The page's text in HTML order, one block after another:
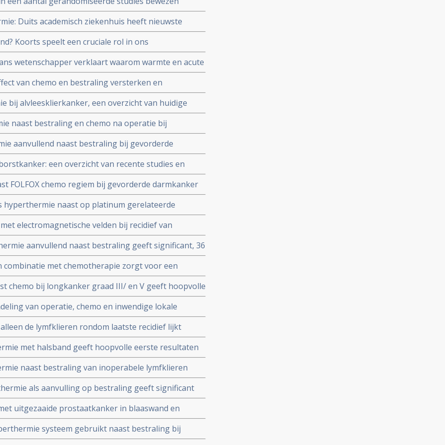
en bestralingen te vergroten, aldus artikelen uit
Scientist.
Duits academisch ziekenhuis heeft nieuwste
voor specifieke toepassingen bij kanker in de
prostaatkanker, baarmoederhalskanker
Koorts speelt een cruciale rol in ons
van koorts, vooral bij kinderen, lijkt schadelijk voor
om koorts uit te laten razen.
wetenschapper verklaart waarom warmte en acute
in het bestrijden van kanker
van chemo en bestraling versterken en
beweren onderzoekers aan de Erasmus en AMC
bij alvleesklierkanker, een overzicht van huidige
bewijs
naast bestraling en chemo na operatie bij
met verhoogd risico op recidief geeft goede
ziektevrije tijd dan zonder zonder hypert
aanvullend naast bestraling bij gevorderde
zorgt ook op langere termijn (12 jaar) voor
een overzicht van recente studies en
FOLFOX chemo regiem bij gevorderde darmkanker
overleving t.o.v. controlegroep (30 procent t.o. 15
hyperthermie naast op platinum gerelateerde
geeft hoopgevende resultaten blijkt uit
electromagnetische velden bij recidief van
III en Glioblastoma graad IV) geeft significant
betere kwaliteit van leven,
aanvullend naast bestraling geeft significant, 36
dan alleen bestraling bij tumoren in het hoofd- en
combinatie met chemotherapie zorgt voor een
en een duidelijke verbetering van de overlevingstijd
met een recidief van kiemcel kanker of resistent
chemo bij longkanker graad III/ en V geeft hoopvolle
van operatie, chemo en inwendige lokale
2 en 3 jaars overlevingen bij maagkanker
de lymfklieren rondom laatste recidief lijkt
van stadium van ziekte blijkt uit recente studie.
met halsband geeft hoopvolle eerste resultaten
kankerpatienten met een recidief
naast bestraling van inoperabele lymfklieren
(plaveiselcarcinoom) geeft significant minder
betere 5-jaars overleving
als aanvulling op bestraling geeft significant
tumoren aldus gerandomiseerde studie.
uitgezaaide prostaatkanker in blaaswand en
door bestraling en hyperthermie copy 1
systeem gebruikt naast bestraling bij
III en IV zorgt voor 3 jaars overleving van 95